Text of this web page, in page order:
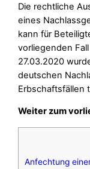
Die rechtliche
eines
kann für
vorliegenden
27.03.2020
deutschen
Erbschaftsfällen
Weiter zum
Anfechtung